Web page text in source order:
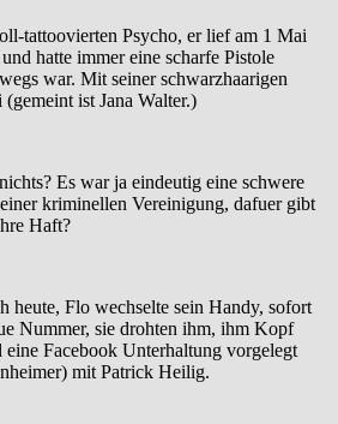
tattoovierten Psycho, er lief am 1 Mai
hatte immer eine scharfe Pistole
war. Mit seiner schwarzhaarigen
ist Jana Walter.)
Es war ja eindeutig eine schwere
kriminellen Vereinigung, dafuer gibt
Haft?
heute, Flo wechselte sein Handy, sofort
Nummer, sie drohten ihm, ihm Kopf
Facebook Unterhaltung vorgelegt
mit Patrick Heilig.